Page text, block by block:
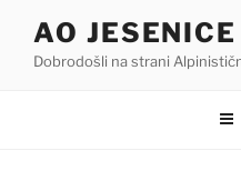
vsebino
AO JESENICE
Dobrodošli na strani